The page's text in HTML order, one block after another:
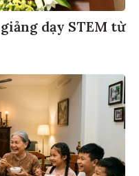
dạy STEM từ